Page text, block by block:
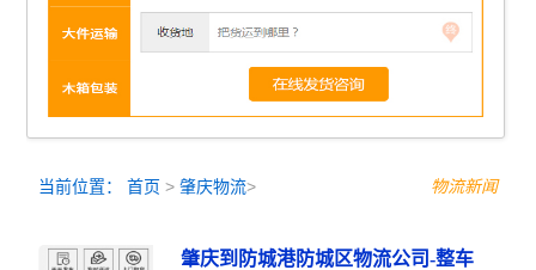
当前位置：首页 >肇庆物流> 物流新闻
肇庆到防城港防城区物流公司-整车